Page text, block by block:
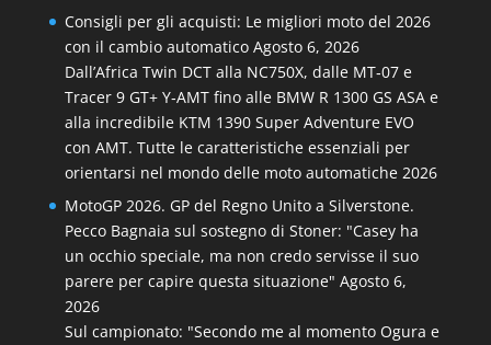
Consigli per gli acquisti: Le migliori moto del 2026
con il cambio automatico Agosto 6, 2026
Dall’Africa Twin DCT alla NC750X, dalle MT‑07 e
Tracer 9 GT+ Y‑AMT fino alle BMW R 1300 GS ASA e
alla incredibile KTM 1390 Super Adventure EVO
con AMT. Tutte le caratteristiche essenziali per
orientarsi nel mondo delle moto automatiche 2026
MotoGP 2026. GP del Regno Unito a Silverstone.
Pecco Bagnaia sul sostegno di Stoner: "Casey ha
un occhio speciale, ma non credo servisse il suo
parere per capire questa situazione" Agosto 6,
2026
Sul campionato: "Secondo me al momento Ogura e